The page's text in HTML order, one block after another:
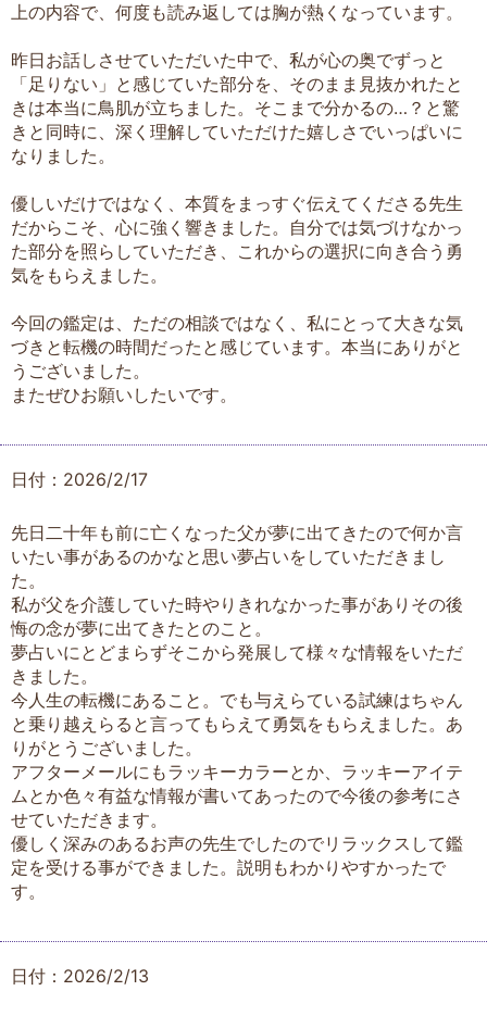
上の内容で、何度も読み返しては胸が熱くなっています。
昨日お話しさせていただいた中で、私が心の奥でずっと
「足りない」と感じていた部分を、そのまま見抜かれたと
きは本当に鳥肌が立ちました。そこまで分かるの…？と驚
きと同時に、深く理解していただけた嬉しさでいっぱいに
なりました。
優しいだけではなく、本質をまっすぐ伝えてくださる先生
だからこそ、心に強く響きました。自分では気づけなかっ
た部分を照らしていただき、これからの選択に向き合う勇
気をもらえました。
今回の鑑定は、ただの相談ではなく、私にとって大きな気
づきと転機の時間だったと感じています。本当にありがと
うございました。
またぜひお願いしたいです。
日付：2026/2/17
先日二十年も前に亡くなった父が夢に出てきたので何か言
いたい事があるのかなと思い夢占いをしていただきまし
た。
私が父を介護していた時やりきれなかった事がありその後
悔の念が夢に出てきたとのこと。
夢占いにとどまらずそこから発展して様々な情報をいただ
きました。
今人生の転機にあること。でも与えらている試練はちゃん
と乗り越えらると言ってもらえて勇気をもらえました。あ
りがとうございました。
アフターメールにもラッキーカラーとか、ラッキーアイテ
ムとか色々有益な情報が書いてあったので今後の参考にさ
せていただきます。
優しく深みのあるお声の先生でしたのでリラックスして鑑
定を受ける事ができました。説明もわかりやすかったで
す。
日付：2026/2/13